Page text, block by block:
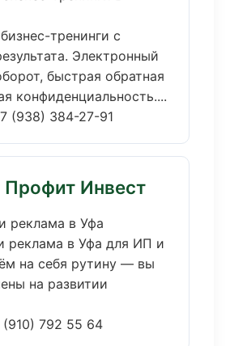
тренинги с
Электронный
быстрая обратная
конфиденциальность....
(938) 384-27-91
Профит Инвест
реклама в Уфа
реклама в Уфа для ИП и
на себя рутину — вы
на развитии
(910) 792 55 64